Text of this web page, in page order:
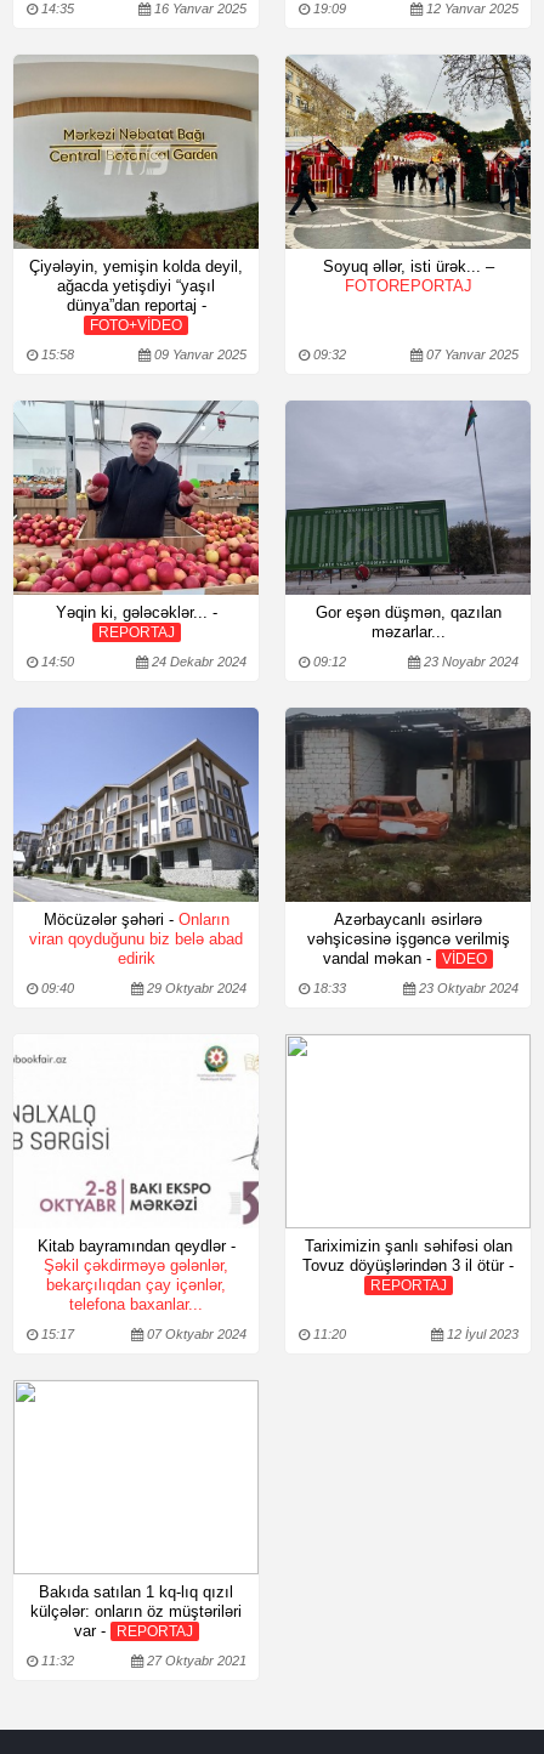
14:35 16 Yanvar 2025 19:09 12 Yanvar 2025
Çiyələyin, yemişin kolda deyil,
ağacda yetişdiyi “yaşıl
dünya”dan reportaj -
FOTO+VİDEO
15:58 09 Yanvar 2025
Soyuq əllər, isti ürək... –
FOTOREPORTAJ
09:32 07 Yanvar 2025
Yəqin ki, gələcəklər... -
REPORTAJ
14:50 24 Dekabr 2024
Gor eşən düşmən, qazılan
məzarlar...
09:12 23 Noyabr 2024
Möcüzələr şəhəri - Onların
viran qoyduğunu biz belə abad
edirik
09:40 29 Oktyabr 2024
Azərbaycanlı əsirlərə
vəhşicəsinə işgəncə verilmiş
vandal məkan -
VİDEO
18:33 23 Oktyabr 2024
Kitab bayramından qeydlər -
Şəkil çəkdirməyə gələnlər,
bekarçılıqdan çay içənlər,
telefona baxanlar...
15:17 07 Oktyabr 2024
Tariximizin şanlı səhifəsi olan
Tovuz döyüşlərindən 3 il ötür -
REPORTAJ
11:20 12 İyul 2023
Bakıda satılan 1 kq-lıq qızıl
külçələr: onların öz müştəriləri
var -
REPORTAJ
11:32 27 Oktyabr 2021